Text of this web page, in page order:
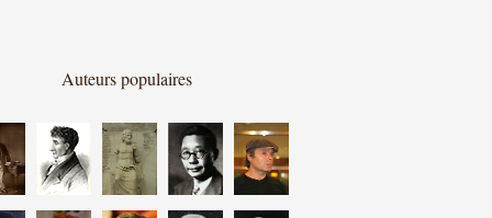
Auteurs populaires